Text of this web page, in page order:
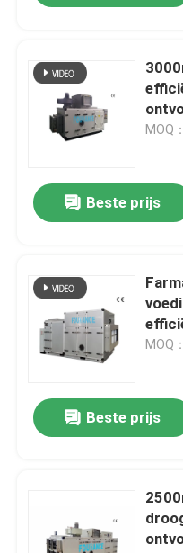
MOQ
Beste prijs
MOQ
Beste prijs